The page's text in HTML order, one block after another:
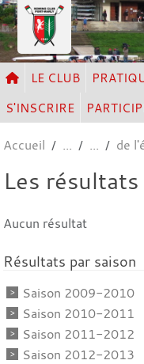
LE CLUB
S'INSCRIRE
Accueil de
Les
Aucun résultat
Résultats par saison
Saison 2009-2010
Saison 2010-2011
Saison 2011-2012
Saison 2012-2013
Panneau de gestion des